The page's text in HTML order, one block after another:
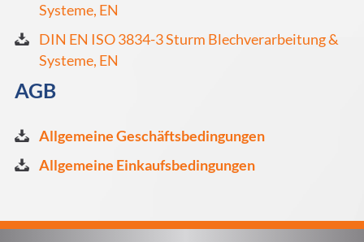
Systeme, EN
DIN EN ISO 3834-3 Sturm Blechverarbeitung &
Systeme, EN
AGB
Allgemeine Geschäftsbedingungen
Allgemeine Einkaufsbedingungen